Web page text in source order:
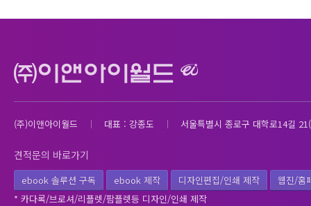
(주)이앤아이월드 대표 : 강종도 서울특별시 종로구 대학로14길
견적문의 바로가기
ebook 솔루션 구독 ebook 제작 디자인편집/인쇄 제작
웹진/홈
* 카다록/브로셔/리플렛/팜플렛등 디자인/인쇄 제작